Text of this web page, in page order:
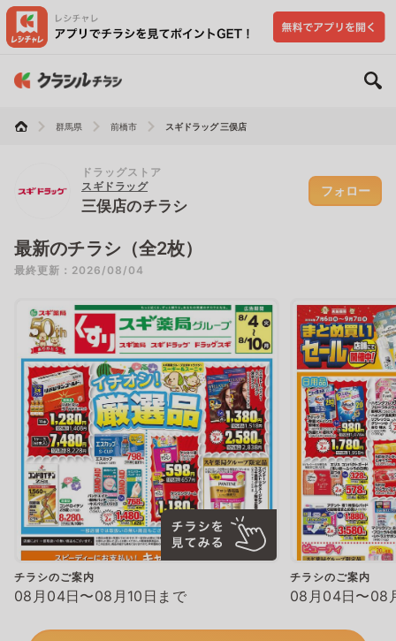
群馬県 前橋市 スギドラッグ 三俣店
ドラッグストア
スギドラッグ
三俣店のチラシ
フォロー
最新のチラシ（全2枚）
最終更新：2026/08/04
チラシのご案内
08月04日〜08月10日まで
チラシのご案内
08月04日〜08